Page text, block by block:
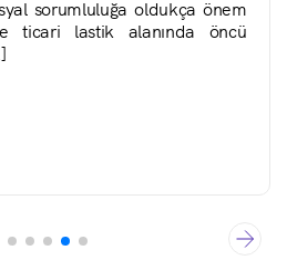
sorumluluğa oldukça önem
ticari lastik alanında öncü